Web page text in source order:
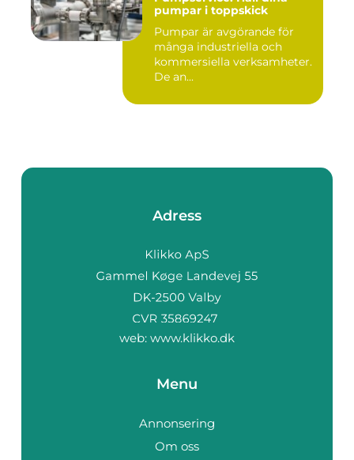
pumpar i toppskick
Pumpar är avgörande för
många industriella och
kommersiella verksamheter.
De an...
Adress
web: www.klikko.dk
Menu
Annonsering
Om oss